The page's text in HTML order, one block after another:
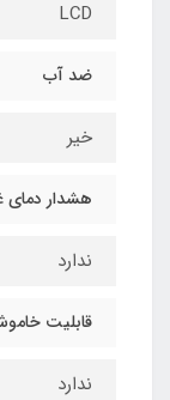
LCD
ضد آب
خیر
هشدار دمای
ندارد
قابلیت
ندارد